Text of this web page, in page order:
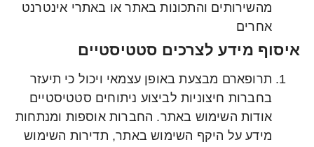
מהשירותים והתכונות באתר או באתרי אינטרנט
אחרים
איסוף מידע לצרכים סטטיסטיים
תרופארם מבצעת באופן עצמאי ויכול כי תיעזר
בחברות חיצוניות לביצוע ניתוחים סטטיסטיים
אודות השימוש באתר. החברות אוספות ומנתחות
מידע על היקף השימוש באתר, תדירות השימוש